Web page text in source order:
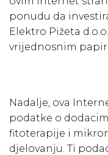
ponudu da
Elektro Pižeta
vrijednosnim
Nadalje, ova
podatke o
fitoterapije i
djelovanju. Ti